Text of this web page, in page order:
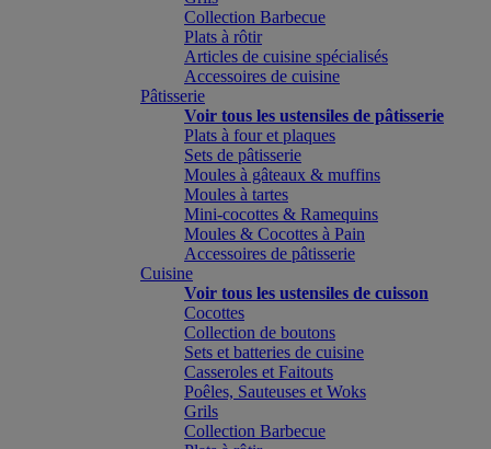
Collection Barbecue
Plats à rôtir
Articles de cuisine spécialisés
Accessoires de cuisine
Pâtisserie
Voir tous les ustensiles de pâtisserie
Plats à four et plaques
Sets de pâtisserie
Moules à gâteaux & muffins
Moules à tartes
Mini-cocottes & Ramequins
Moules & Cocottes à Pain
Accessoires de pâtisserie
Cuisine
Voir tous les ustensiles de cuisson
Cocottes
Collection de boutons
Sets et batteries de cuisine
Casseroles et Faitouts
Poêles, Sauteuses et Woks
Grils
Collection Barbecue